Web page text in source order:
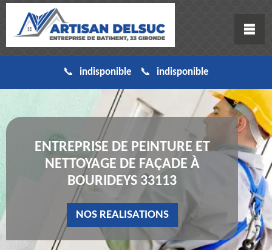
indisponible indisponible
ENTREPRISE DE PEINTURE ET
NETTOYAGE DE FAÇADE À
BOURIDEYS 33113
NOS REALISATIONS